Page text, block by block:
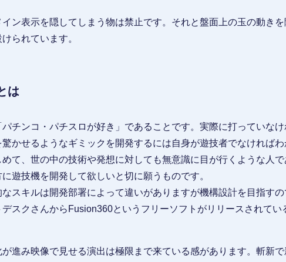
ン表示を隠してしまう物は禁止です。それと盤面上の玉の動き
られています。
は
チンコ・パチスロが好き」であることです。実際に打っていな
かせるようなギミックを開発するには自身が遊技者でなければ
て、世の中の技術や発想に対しても無意識に目が行くような人
遊技機を開発して欲しいと切に願うものです。
スキルは開発部署によって違いがありますが機構設計を目指す
スクさんからFusion360というフリーソフトがリリースされてい
進み映像で見せる演出は極限まで来ている感があります。斬新